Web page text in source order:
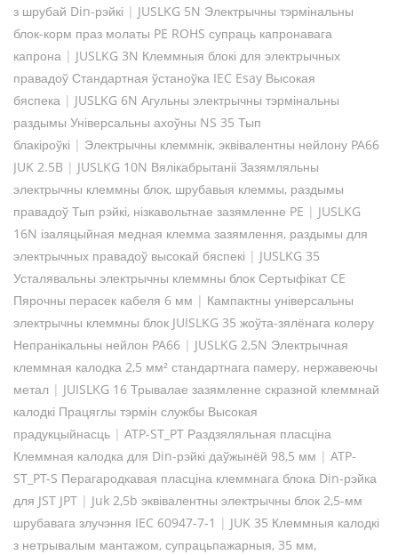
з шрубай Din-рэйкі | JUSLKG 5N Электрычны тэрмінальны
блок-корм праз молаты PE ROHS супраць капронавага
капрона | JUSLKG 3N Клеммныя блокі для электрычных
правадоў Стандартная ўстаноўка IEC Esay Высокая
бяспека | JUSLKG 6N Агульны электрычны тэрмінальны
раздымы Універсальны ахоўны NS 35 Тып
блакіроўкі | Электрычны клеммнік, эквівалентны нейлону PA66
JUK 2.5B | JUSLKG 10N Вялікабрытаніі Зазямляльны
электрычны клеммны блок, шрубавыя клеммы, раздымы
правадоў Тып рэйкі, нізкавольтнае зазямленне PE | JUSLKG
16N ізаляцыйная медная клемма зазямлення, раздымы для
электрычных правадоў высокай бяспекі | JUSLKG 35
Усталявальны электрычны клеммны блок Сертыфікат CE
Пярочны перасек кабеля 6 мм | Кампактны універсальны
электрычны клеммны блок JUISLKG 35 жоўта-зялёнага колеру
Непранікальны нейлон PA66 | JUSLKG 2,5N Электрычная
клеммная калодка 2,5 мм² стандартнага памеру, нержавеючы
метал | JUISLKG 16 Трывалае зазямленне скразной клеммнай
калодкі Працяглы тэрмін службы Высокая
прадукцыйнасць | ATP-ST_PT Раздзяляльная пласціна
Клеммная калодка для Din-рэйкі даўжынёй 98,5 мм | ATP-
ST_PT-S Перагародкавая пласціна клеммнага блока Din-рэйка
для JST JPT | Juk 2,5b эквівалентны электрычны блок 2,5-мм
шрубавага злучэння IEC 60947-7-1 | JUK 35 Клеммныя калодкі
з нетрывалым мантажом, супрацьпажарныя, 35 мм,